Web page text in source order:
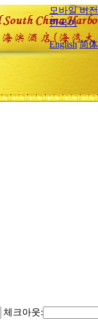
모바일 버전
한국어
English 简
체크아웃: